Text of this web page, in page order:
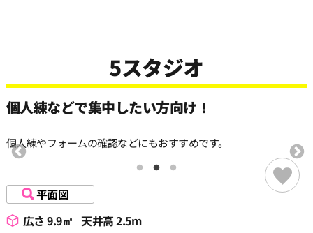
5スタジオ
個人練などで集中したい方向け！
個人練やフォームの確認などにもおすすめです。
平面図
広さ 9.9㎡ 天井高 2.5m